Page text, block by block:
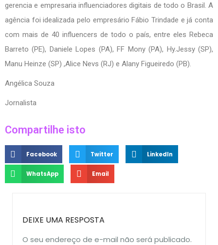
gerencia e empresaria influenciadores digitais de todo o Brasil. A
agência foi idealizada pelo empresário Fábio Trindade e já conta
com mais de 40 influencers de todo o país, entre eles Rebeca
Barreto (PE), Daniele Lopes (PA), FF Mony (PA), Hy.Jessy (SP),
Manu Heinze (SP) ,Alice Nevs (RJ) e Alany Figueiredo (PB).
Angélica Souza
Jornalista
Compartilhe isto
Facebook Twitter LinkedIn
WhatsApp Email
DEIXE UMA RESPOSTA
O seu endereço de e-mail não será publicado.